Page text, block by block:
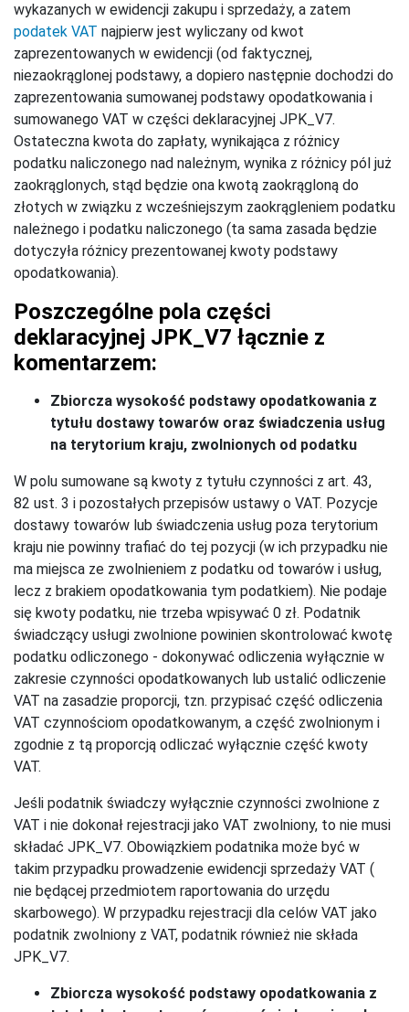
wykazanych w ewidencji zakupu i sprzedaży, a zatem
podatek VAT najpierw jest wyliczany od kwot
zaprezentowanych w ewidencji (od faktycznej,
niezaokrąglonej podstawy, a dopiero następnie dochodzi do
zaprezentowania sumowanej podstawy opodatkowania i
sumowanego VAT w części deklaracyjnej JPK_V7.
Ostateczna kwota do zapłaty, wynikająca z różnicy
podatku naliczonego nad należnym, wynika z różnicy pól już
zaokrąglonych, stąd będzie ona kwotą zaokrągloną do
złotych w związku z wcześniejszym zaokrągleniem podatku
należnego i podatku naliczonego (ta sama zasada będzie
dotyczyła różnicy prezentowanej kwoty podstawy
opodatkowania).
Poszczególne pola części
deklaracyjnej JPK_V7 łącznie z
komentarzem:
Zbiorcza wysokość podstawy opodatkowania z
tytułu dostawy towarów oraz świadczenia usług
na terytorium kraju, zwolnionych od podatku
W polu sumowane są kwoty z tytułu czynności z art. 43,
82 ust. 3 i pozostałych przepisów ustawy o VAT. Pozycje
dostawy towarów lub świadczenia usług poza terytorium
kraju nie powinny trafiać do tej pozycji (w ich przypadku nie
ma miejsca ze zwolnieniem z podatku od towarów i usług,
lecz z brakiem opodatkowania tym podatkiem). Nie podaje
się kwoty podatku, nie trzeba wpisywać 0 zł. Podatnik
świadczący usługi zwolnione powinien skontrolować kwotę
podatku odliczonego - dokonywać odliczenia wyłącznie w
zakresie czynności opodatkowanych lub ustalić odliczenie
VAT na zasadzie proporcji, tzn. przypisać część odliczenia
VAT czynnościom opodatkowanym, a część zwolnionym i
zgodnie z tą proporcją odliczać wyłącznie część kwoty
VAT.
Jeśli podatnik świadczy wyłącznie czynności zwolnione z
VAT i nie dokonał rejestracji jako VAT zwolniony, to nie musi
składać JPK_V7. Obowiązkiem podatnika może być w
takim przypadku prowadzenie ewidencji sprzedaży VAT (
nie będącej przedmiotem raportowania do urzędu
skarbowego). W przypadku rejestracji dla celów VAT jako
podatnik zwolniony z VAT, podatnik również nie składa
JPK_V7.
Zbiorcza wysokość podstawy opodatkowania z